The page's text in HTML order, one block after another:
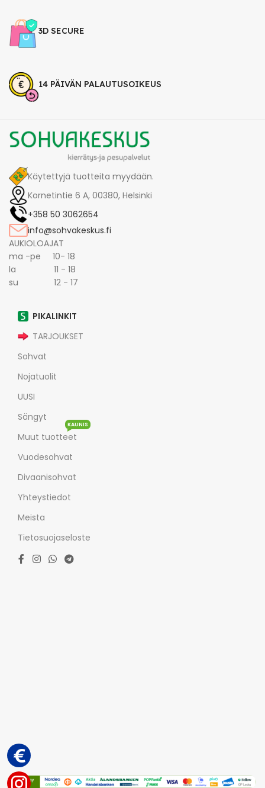
3D SECURE
14 PÄIVÄN PALAUTUSOIKEUS
Käytettyjä tuotteita myydään.
Kornetintie 6 A, 00380, Helsinki
+358 50 3062654
info@sohvakeskus.fi
AUKIOLOAJAT
ma -pe 10- 18
la 11 - 18
su 12 - 17
PIKALINKIT
TARJOUKSET
Sohvat
Nojatuolit
UUSI
Sängyt
Muut tuotteet
KAUNIS
Vuodesohvat
Divaanisohvat
Yhteystiedot
Meista
Tietosuojaseloste